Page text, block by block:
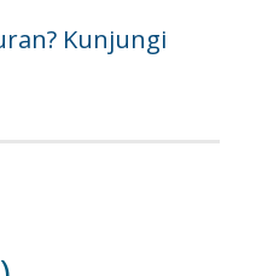
Kunjungi